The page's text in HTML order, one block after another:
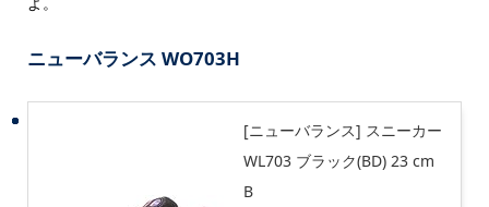
ニューバランス WO703H
[ニューバランス] スニーカー
WL703 ブラック(BD) 23 cm
B